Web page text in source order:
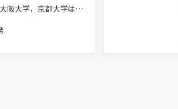
阪大学，京都大学は，
することでπ共役系を
合成する方法を開発し